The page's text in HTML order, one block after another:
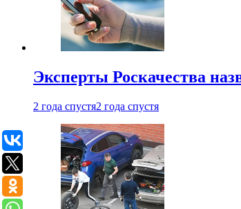
Эксперты Роскачества
2 года спустя2 года спустя